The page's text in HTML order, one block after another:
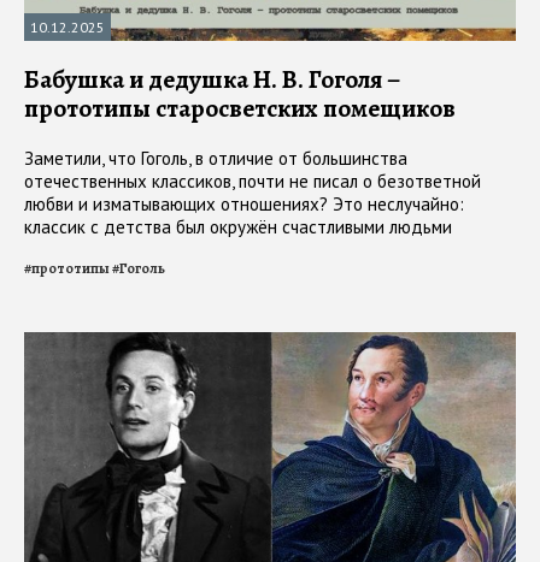
10.12.2025
Бабушка и дедушка Н. В. Гоголя –
прототипы старосветских помещиков
Заметили, что Гоголь, в отличие от большинства
отечественных классиков, почти не писал о безответной
любви и изматывающих отношениях? Это неслучайно:
классик с детства был окружён счастливыми людьми
#прототипы#Гоголь